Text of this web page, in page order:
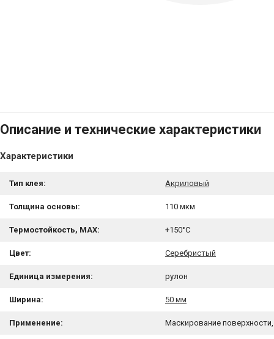
Описание и технические характеристики
Характеристики
Тип клея: Акриловый
Толщина основы: 110 мкм
Термостойкость, MAX: +150°C
Цвет: Серебристый
Единица измерения: рулон
Ширина: 50 мм
Применение: Маскирование